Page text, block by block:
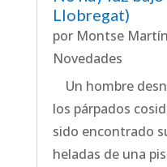
Llobregat)
por Montse Martín
Novedades
Un hombre
los párpados
sido encontrado
heladas de una